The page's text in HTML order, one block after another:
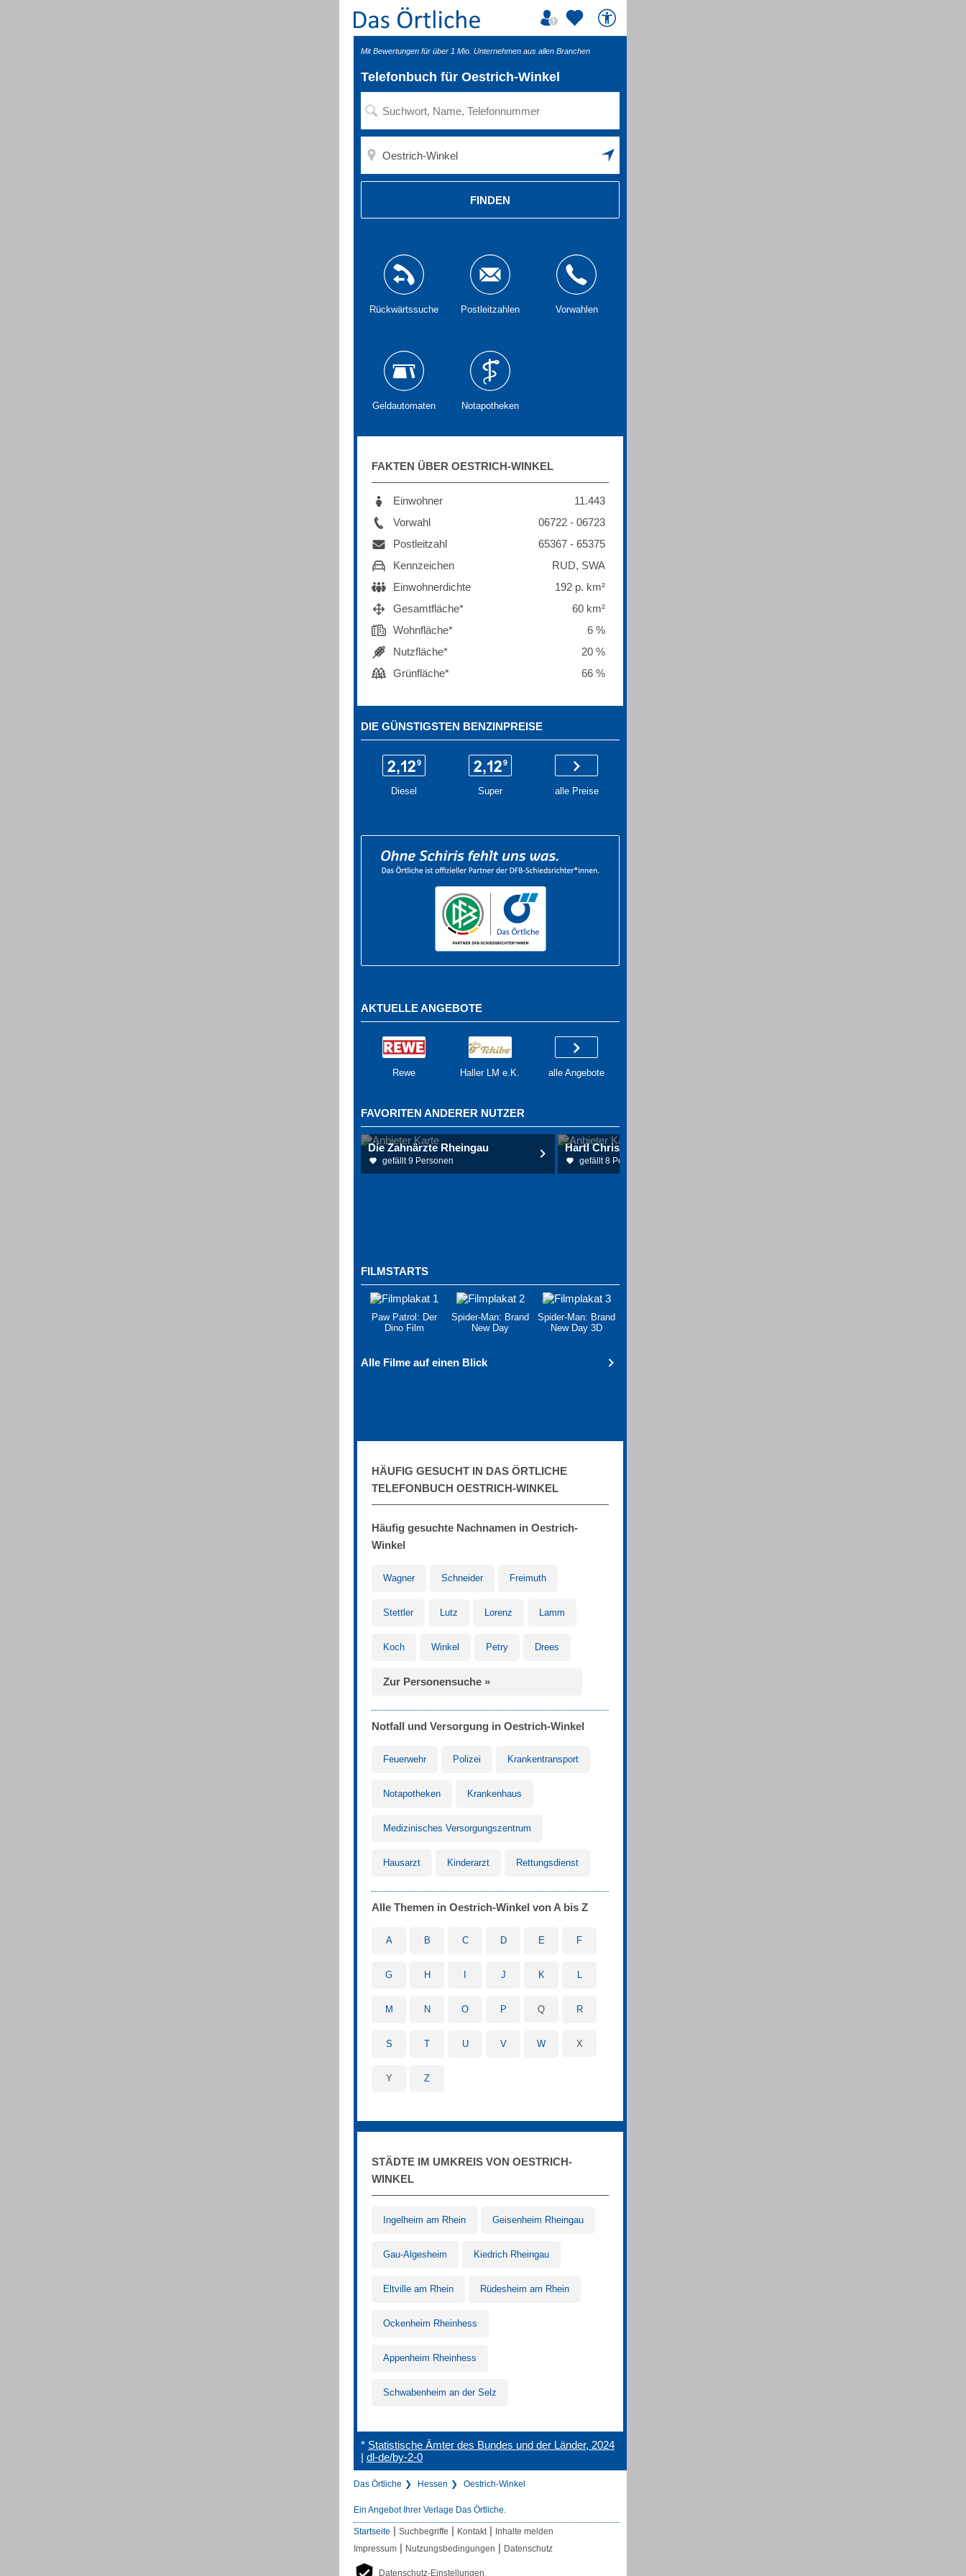
Mit Bewertungen für über 1 Mio. Unternehmen aus allen Branchen
Telefonbuch für Oestrich-Winkel
FINDEN
Rückwärtssuche Postleitzahlen Vorwahlen
Geldautomaten Notapotheken
FAKTEN ÜBER OESTRICH-WINKEL
Einwohner
11.443
Vorwahl
06722 - 06723
Postleitzahl
65367 - 65375
Kennzeichen
RUD, SWA
Einwohnerdichte
192 p. km²
Gesamtfläche*
60 km²
Wohnfläche*
6 %
Nutzfläche*
20 %
Grünfläche*
66 %
DIE GÜNSTIGSTEN BENZINPREISE
Diesel Super alle Preise
AKTUELLE ANGEBOTE
Rewe Haller LM e.K. alle Angebote
FAVORITEN ANDERER NUTZER
Die Zahnärzte Rheingau
gefällt 9 Personen gefällt 8 Personen
FILMSTARTS
Paw Patrol: Der
Dino Film
Spider-Man: Brand
New Day
Spider-Man: Brand
New Day 3D
Alle Filme auf einen Blick
HÄUFIG GESUCHT IN DAS ÖRTLICHE
TELEFONBUCH OESTRICH-WINKEL
Häufig gesuchte Nachnamen in Oestrich-
Winkel
Wagner Schneider Freimuth
Stettler Lutz Lorenz Lamm
Koch Winkel Petry Drees
Zur Personensuche »
Notfall und Versorgung in Oestrich-Winkel
Feuerwehr Polizei Krankentransport
Notapotheken Krankenhaus
Medizinisches Versorgungszentrum
Hausarzt Kinderarzt Rettungsdienst
Alle Themen in Oestrich-Winkel von A bis Z
A B C D E F
G H J K L
M N O P Q R
S T U V W X
Y Z
STÄDTE IM UMKREIS VON OESTRICH-
WINKEL
Ingelheim am Rhein Geisenheim Rheingau
Gau-Algesheim Kiedrich Rheingau
Eltville am Rhein Rüdesheim am Rhein
Ockenheim Rheinhess
Appenheim Rheinhess
Schwabenheim an der Selz
* Statistische Ämter des Bundes und der Länder, 2024
| dl-de/by-2-0
Das Örtliche Hessen Oestrich-Winkel
Ein Angebot Ihrer Verlage Das Örtliche.
Startseite | Suchbegriffe | Kontakt | Inhalte melden
Impressum | Nutzungsbedingungen | Datenschutz
Datenschutz-Einstellungen